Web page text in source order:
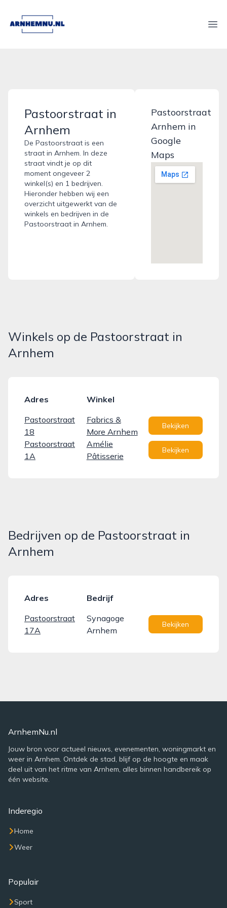
arnhemnu.nl
Pastoorstraat in
Arnhem
De Pastoorstraat is een
straat in Arnhem. In deze
straat vindt je op dit
moment ongeveer 2
winkel(s) en 1 bedrijven.
Hieronder hebben wij een
overzicht uitgewerkt van de
winkels en bedrijven in de
Pastoorstraat in Arnhem.
Pastoorstraat
Arnhem in
Google
Maps
Winkels op de Pastoorstraat in
Arnhem
Adres
Winkel
Pastoorstraat
18
Fabrics &
More Arnhem
Bekijken
Pastoorstraat
1A
Amélie
Pâtisserie
Bekijken
Bedrijven op de Pastoorstraat in
Arnhem
Adres
Bedrijf
Pastoorstraat
17A
Synagoge
Arnhem
Bekijken
ArnhemNu.nl
Jouw bron voor actueel nieuws, evenementen, woningmarkt en
weer in Arnhem. Ontdek de stad, blijf op de hoogte en maak
deel uit van het ritme van Arnhem, alles binnen handbereik op
één website.
Inderegio
Home
Weer
Populair
Sport